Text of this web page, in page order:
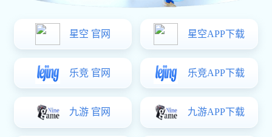
超凡国际官网-追求健康,你我一起成长 （总公司）